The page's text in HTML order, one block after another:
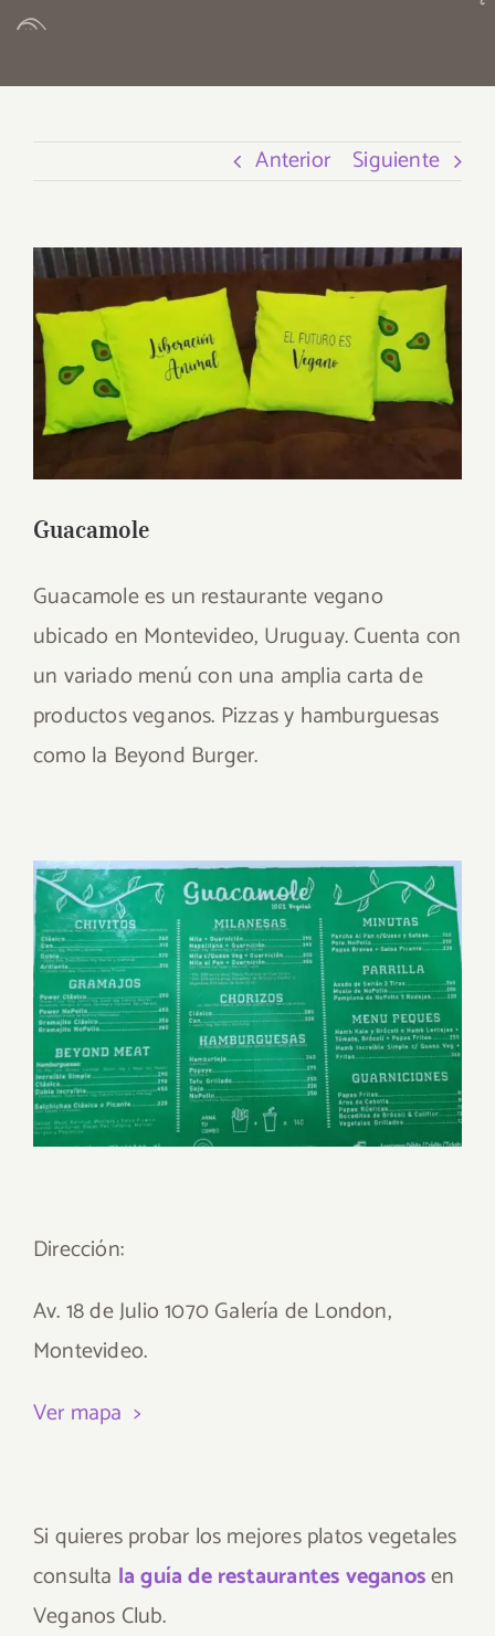
Anterior Siguiente
Guacamole
Guacamole es un restaurante vegano
ubicado en Montevideo, Uruguay. Cuenta con
un variado menú con una amplia carta de
productos veganos. Pizzas y hamburguesas
como la Beyond Burger.
Dirección:
Av. 18 de Julio 1070 Galería de London,
Montevideo.
Ver mapa >
Si quieres probar los mejores platos vegetales
consulta la guía de restaurantes veganosen
Veganos Club.